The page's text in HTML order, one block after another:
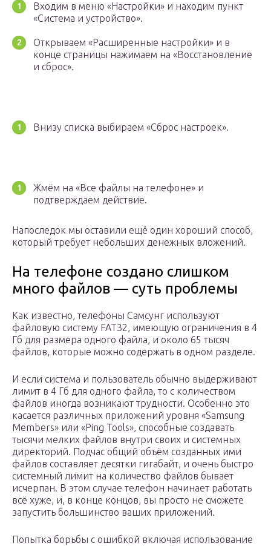
Входим в меню «Настройки» и находим пункт
«Система и устройство».
Открываем «Расширенные настройки» и в
конце страницы нажимаем на «Восстановление
и сброс».
Внизу списка выбираем «Сброс настроек».
Жмём на «Все файлы на телефоне» и
подтверждаем действие.
Напоследок мы оставили ещё один хороший способ,
который требует небольших денежных вложений.
На телефоне создано слишком
много файлов — суть проблемы
Как известно, телефоны Самсунг используют
файловую систему FAT32, имеющую ограничения в 4
Гб для размера одного файла, и около 65 тысяч
файлов, которые можно содержать в одном разделе.
И если система и пользователь обычно выдерживают
лимит в 4 Гб для одного файла, то с количеством
файлов иногда возникают трудности. Особенно это
касается различных приложений уровня «Samsung
Members» или «Ping Tools», способные создавать
тысячи мелких файлов внутри своих и системных
директорий. Подчас общий объём созданных ими
файлов составляет десятки гигабайт, и очень быстро
системный лимит на количество файлов бывает
исчерпан. В этом случае телефон начинает работать
всё хуже, и, в конце концов, вы просто не сможете
запустить большинство ваших приложений.
Попытка борьбы с ошибкой включая использование